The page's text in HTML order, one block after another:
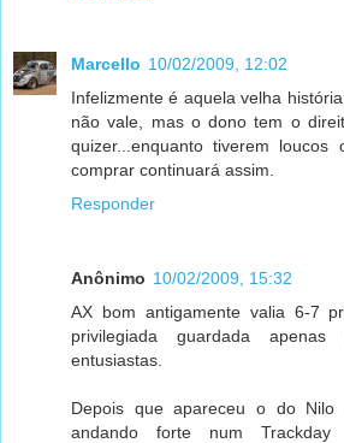
Marcello 10/02/2009, 12:02
Infelizmente é aquela velha
não vale, mas o dono tem o
quizer...enquanto tiverem loucos
comprar continuará assim.
Responder
Anônimo 10/02/2009, 15:32
AX bom antigamente valia 6-7
privilegiada guardada
entusiastas.
Depois que apareceu o do
andando forte num